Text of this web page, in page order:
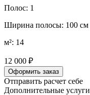
Полос: 1
Ширина полосы: 100 см
м²: 14
12 000 ₽
Оформить заказ
Отправить расчет себе
Дополнительные услуги